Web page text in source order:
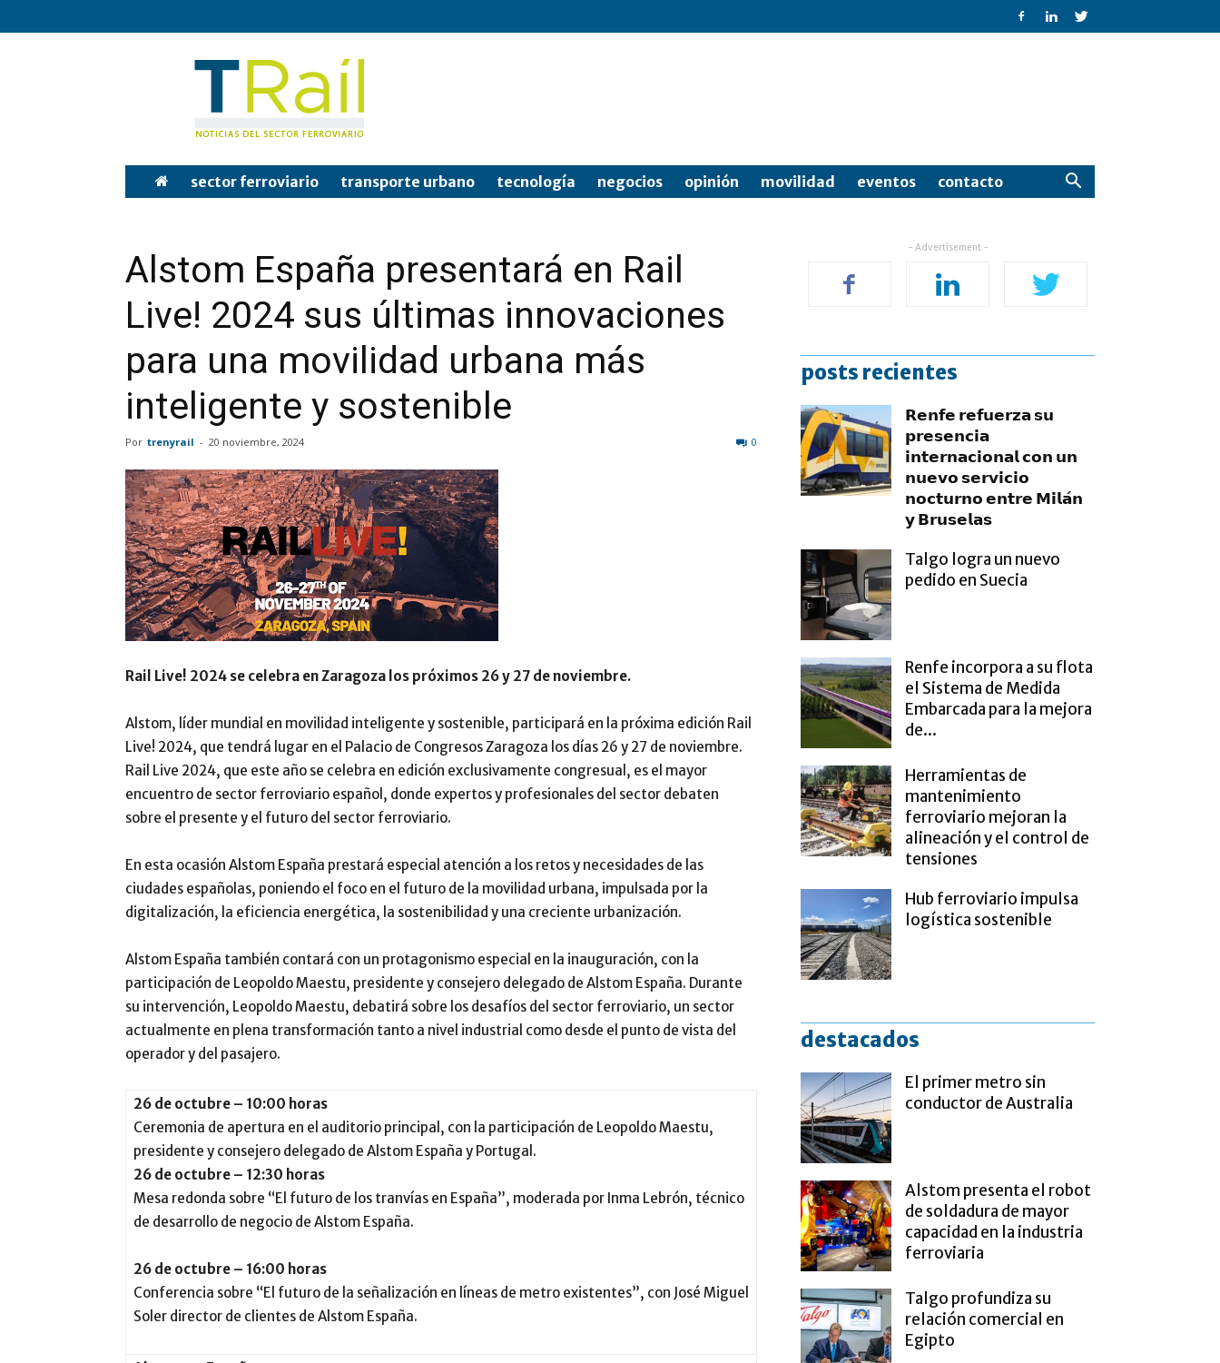
Tren
sector ferroviario transporte urbano tecnología negocios opinión movilidad eventos contacto
Alstom España presentará en Rail
Live! 2024 sus últimas innovaciones
para una movilidad urbana más
inteligente y sostenible
Por trenyrail - 20 noviembre, 2024 0
Rail Live! 2024 se celebra en Zaragoza los próximos 26 y 27 de noviembre.
Alstom, líder mundial en movilidad inteligente y sostenible, participará en la próxima edición Rail
Live! 2024, que tendrá lugar en el Palacio de Congresos Zaragoza los días 26 y 27 de noviembre.
Rail Live 2024, que este año se celebra en edición exclusivamente congresual, es el mayor
encuentro de sector ferroviario español, donde expertos y profesionales del sector debaten
sobre el presente y el futuro del sector ferroviario.
En esta ocasión Alstom España prestará especial atención a los retos y necesidades de las
ciudades españolas, poniendo el foco en el futuro de la movilidad urbana, impulsada por la
digitalización, la eficiencia energética, la sostenibilidad y una creciente urbanización.
Alstom España también contará con un protagonismo especial en la inauguración, con la
participación de Leopoldo Maestu, presidente y consejero delegado de Alstom España. Durante
su intervención, Leopoldo Maestu, debatirá sobre los desafíos del sector ferroviario, un sector
actualmente en plena transformación tanto a nivel industrial como desde el punto de vista del
operador y del pasajero.
26 de octubre – 10:00 horas
Ceremonia de apertura en el auditorio principal, con la participación de Leopoldo Maestu,
presidente y consejero delegado de Alstom España y Portugal.
26 de octubre – 12:30 horas
Mesa redonda sobre “El futuro de los tranvías en España”, moderada por Inma Lebrón, técnico
de desarrollo de negocio de Alstom España.
26 de octubre – 16:00 horas
Conferencia sobre “El futuro de la señalización en líneas de metro existentes”, con José Miguel
Soler director de clientes de Alstom España.
- Advertisement -
posts recientes
𝗥𝗲𝗻𝗳𝗲 𝗿𝗲𝗳𝘂𝗲𝗿𝘇𝗮 𝘀𝘂
𝗽𝗿𝗲𝘀𝗲𝗻𝗰𝗶𝗮
𝗶𝗻𝘁𝗲𝗿𝗻𝗮𝗰𝗶𝗼𝗻𝗮𝗹 𝗰𝗼𝗻 𝘂𝗻
𝗻𝘂𝗲𝘃𝗼 𝘀𝗲𝗿𝘃𝗶𝗰𝗶𝗼
𝗻𝗼𝗰𝘁𝘂𝗿𝗻𝗼 𝗲𝗻𝘁𝗿𝗲 𝗠𝗶𝗹𝗮́𝗻
𝘆 𝗕𝗿𝘂𝘀𝗲𝗹𝗮𝘀
Talgo logra un nuevo
pedido en Suecia
Renfe incorpora a su flota
el Sistema de Medida
Embarcada para la mejora
de...
Herramientas de
mantenimiento
ferroviario mejoran la
alineación y el control de
tensiones
Hub ferroviario impulsa
logística sostenible
destacados
El primer metro sin
conductor de Australia
Alstom presenta el robot
de soldadura de mayor
capacidad en la industria
ferroviaria
Talgo profundiza su
relación comercial en
Egipto